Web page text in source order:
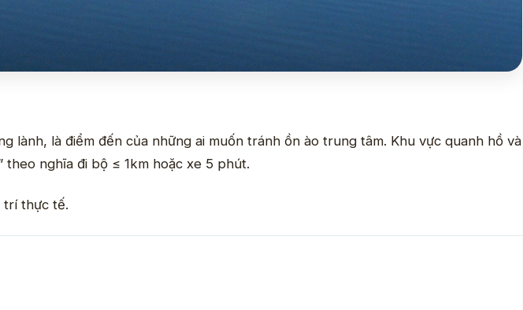
là điểm đến của những ai muốn tránh ồn ào trung tâm. Khu vực quanh hồ và
theo nghĩa đi bộ ≤ 1km hoặc xe 5 phút.
trí thực tế.